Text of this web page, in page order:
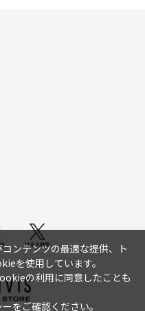
ンテンツの最適な提供、ト
を使用しています。
の利用に同意したことも
をご確認ください。